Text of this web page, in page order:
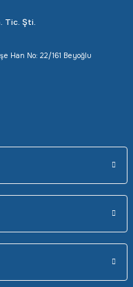
Tic. Şti.
Han No: 22/161 Beyoğlu